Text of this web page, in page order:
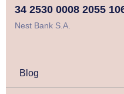
Blog
34 2530 0008 2055
Nest Bank S.A.